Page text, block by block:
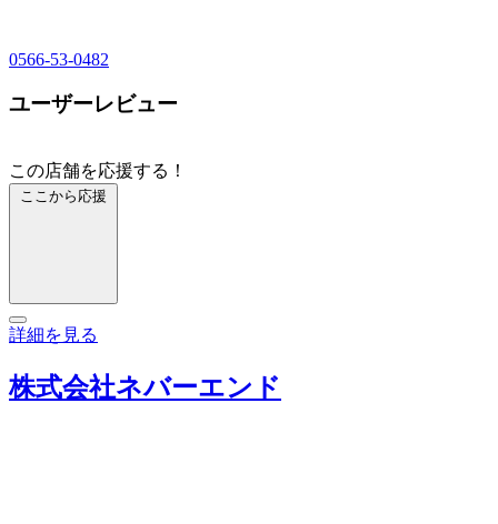
0566-53-0482
ユーザーレビュー
この店舗を応援する！
ここから応援
詳細を見る
株式会社ネバーエンド